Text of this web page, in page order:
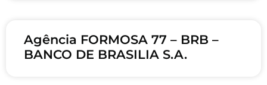
Agência FORMOSA 77 – BRB –
BANCO DE BRASILIA S.A.